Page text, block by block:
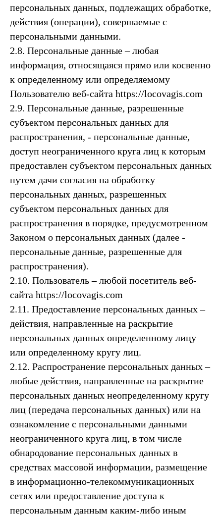
персональных данных, подлежащих обработке,
действия (операции), совершаемые с
персональными данными.
2.8. Персональные данные – любая
информация, относящаяся прямо или косвенно
к определенному или определяемому
Пользователю веб-сайта https://locovagis.com
2.9. Персональные данные, разрешенные
субъектом персональных данных для
распространения, - персональные данные,
доступ неограниченного круга лиц к которым
предоставлен субъектом персональных данных
путем дачи согласия на обработку
персональных данных, разрешенных
субъектом персональных данных для
распространения в порядке, предусмотренном
Законом о персональных данных (далее -
персональные данные, разрешенные для
распространения).
2.10. Пользователь – любой посетитель веб-
сайта https://locovagis.com
2.11. Предоставление персональных данных –
действия, направленные на раскрытие
персональных данных определенному лицу
или определенному кругу лиц.
2.12. Распространение персональных данных –
любые действия, направленные на раскрытие
персональных данных неопределенному кругу
лиц (передача персональных данных) или на
ознакомление с персональными данными
неограниченного круга лиц, в том числе
обнародование персональных данных в
средствах массовой информации, размещение
в информационно-телекоммуникационных
сетях или предоставление доступа к
персональным данным каким-либо иным